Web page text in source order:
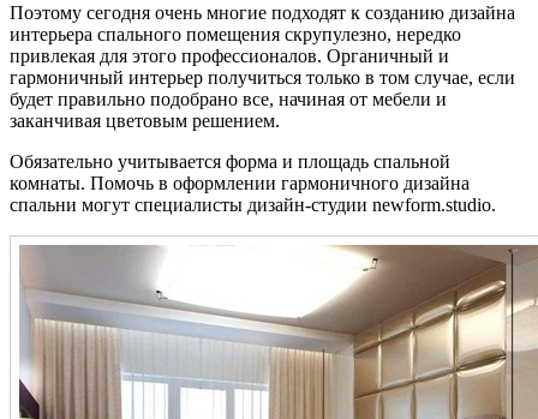
Поэтому сегодня очень многие подходят к созданию дизайна
интерьера спального помещения скрупулезно, нередко
привлекая для этого профессионалов. Органичный и
гармоничный интерьер получиться только в том случае, если
будет правильно подобрано все, начиная от мебели и
заканчивая цветовым решением.
Обязательно учитывается форма и площадь спальной
комнаты. Помочь в оформлении гармоничного дизайна
спальни могут специалисты дизайн-студии newform.studio.